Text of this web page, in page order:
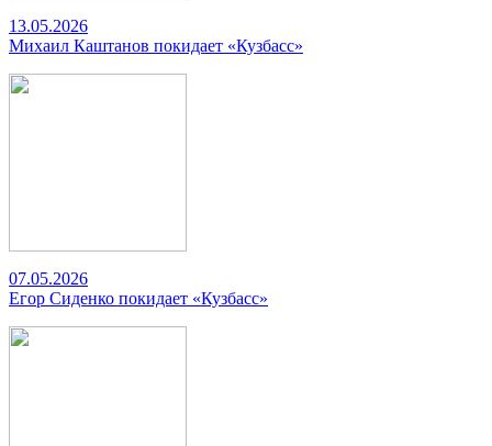
13.05.2026
Михаил Каштанов покидает «Кузбасс»
07.05.2026
Егор Сиденко покидает «Кузбасс»